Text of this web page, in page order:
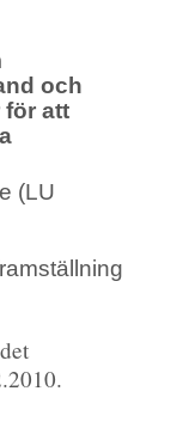
och
för att
(LU